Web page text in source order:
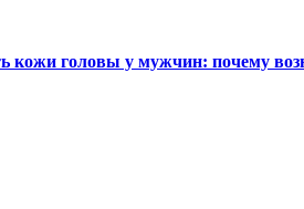
кожи головы у мужчин: почему